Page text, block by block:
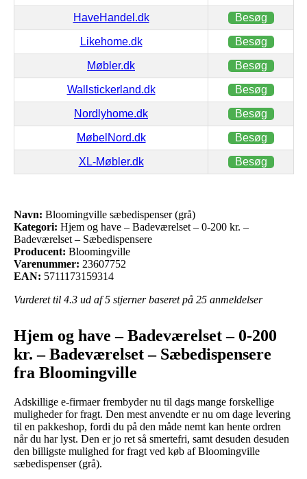
HaveHandel.dk Besøg
Likehome.dk Besøg
Møbler.dk Besøg
Wallstickerland.dk Besøg
Nordlyhome.dk Besøg
MøbelNord.dk Besøg
XL-Møbler.dk Besøg
Navn: Bloomingville sæbedispenser (grå)
Kategori: Hjem og have – Badeværelset – 0-200 kr. –
Badeværelset – Sæbedispensere
Producent: Bloomingville
Varenummer: 23607752
EAN: 5711173159314
Vurderet til 4.3 ud af 5 stjerner baseret på 25 anmeldelser
Hjem og have – Badeværelset – 0-200
kr. – Badeværelset – Sæbedispensere
fra Bloomingville
Adskillige e-firmaer frembyder nu til dags mange forskellige
muligheder for fragt. Den mest anvendte er nu om dage levering
til en pakkeshop, fordi du på den måde nemt kan hente ordren
når du har lyst. Den er jo ret så smertefri, samt desuden desuden
den billigste mulighed for fragt ved køb af Bloomingville
sæbedispenser (grå).